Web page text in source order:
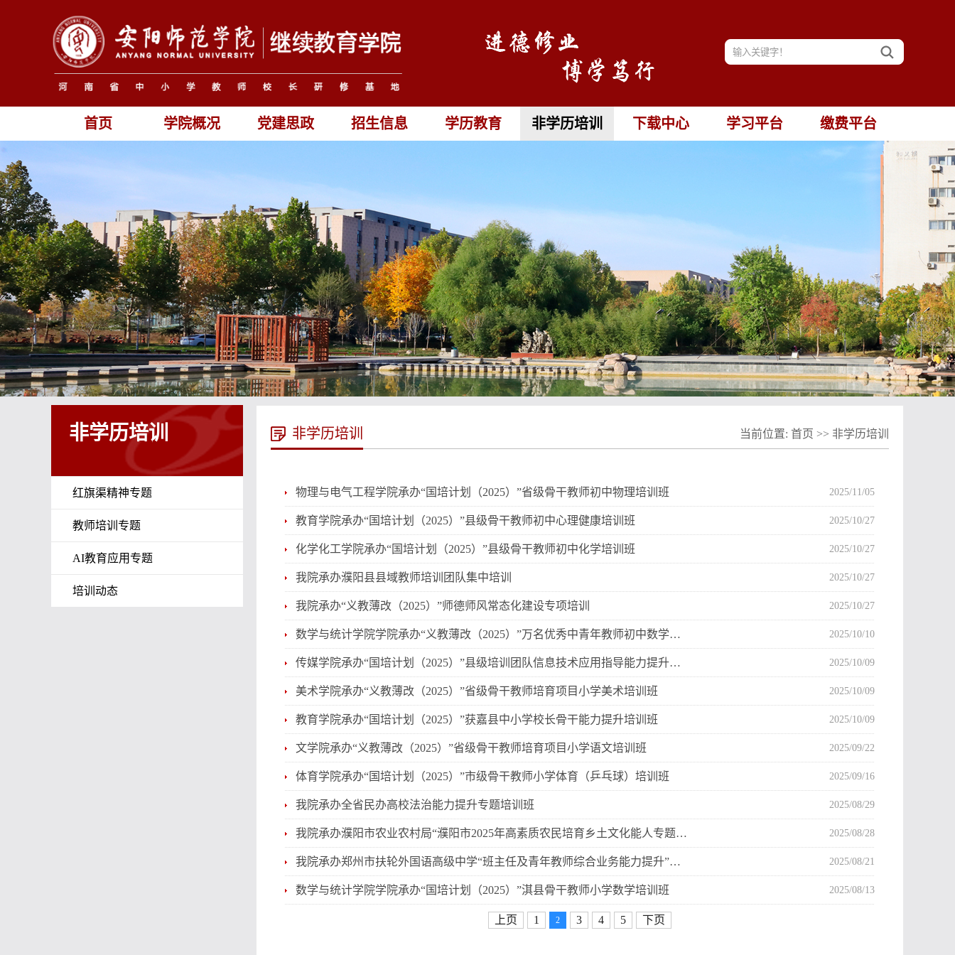
首页 学院概况 党建思政 招生信息 学历教育 非学历培训 下载中心 学习平台 缴费平台
非学历培训
红旗渠精神专题
教师培训专题
AI教育应用专题
培训动态
非学历培训 当前位置: 首页 >> 非学历培训
物理与电气工程学院承办“国培计划（2025）”省级骨干教师初中物理培训班 2025/11/05
教育学院承办“国培计划（2025）”县级骨干教师初中心理健康培训班 2025/10/27
化学化工学院承办“国培计划（2025）”县级骨干教师初中化学培训班 2025/10/27
我院承办濮阳县县域教师培训团队集中培训 2025/10/27
我院承办“义教薄改（2025）”师德师风常态化建设专项培训 2025/10/27
数学与统计学院学院承办“义教薄改（2025）”万名优秀中青年教师初中数学… 2025/10/10
传媒学院承办“国培计划（2025）”县级培训团队信息技术应用指导能力提升… 2025/10/09
美术学院承办“义教薄改（2025）”省级骨干教师培育项目小学美术培训班 2025/10/09
教育学院承办“国培计划（2025）”获嘉县中小学校长骨干能力提升培训班 2025/10/09
文学院承办“义教薄改（2025）”省级骨干教师培育项目小学语文培训班 2025/09/22
体育学院承办“国培计划（2025）”市级骨干教师小学体育（乒乓球）培训班 2025/09/16
我院承办全省民办高校法治能力提升专题培训班 2025/08/29
我院承办濮阳市农业农村局“濮阳市2025年高素质农民培育乡土文化能人专题… 2025/08/28
我院承办郑州市扶轮外国语高级中学“班主任及青年教师综合业务能力提升”… 2025/08/21
数学与统计学院学院承办“国培计划（2025）”淇县骨干教师小学数学培训班 2025/08/13
上页 1 2 3 4 5 下页